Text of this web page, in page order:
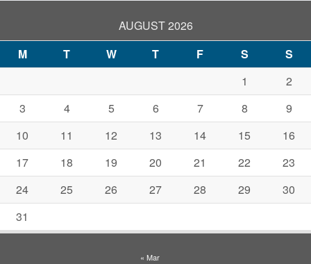
AUGUST 2026
M
T W T F S
S
1
2
3
4 5 6 7 8
9
10
11 12 13 14 15
16
17
18 19 20 21 22
23
24
25 26 27 28 29
30
31
« Mar